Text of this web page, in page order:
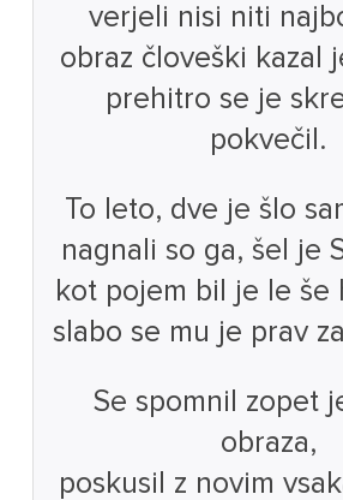
verjeli nisi niti
obraz človeški kazal
prehitro se je
pokvečil.
To leto, dve je šlo
nagnali so ga, šel je
kot pojem bil je le še
slabo se mu je prav
Se spomnil zopet
obraza,
poskusil z novim